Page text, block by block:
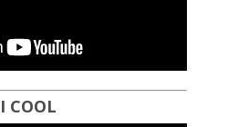
COOL